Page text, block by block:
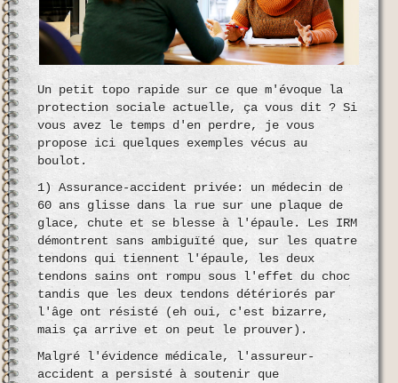
Un petit topo rapide sur ce que m'évoque la
protection sociale actuelle, ça vous dit ? Si
vous avez le temps d'en perdre, je vous
propose ici quelques exemples vécus au
boulot.
1) Assurance-accident privée: un médecin de
60 ans glisse dans la rue sur une plaque de
glace, chute et se blesse à l'épaule. Les IRM
démontrent sans ambiguïté que, sur les quatre
tendons qui tiennent l'épaule, les deux
tendons sains ont rompu sous l'effet du choc
tandis que les deux tendons détériorés par
l'âge ont résisté (eh oui, c'est bizarre,
mais ça arrive et on peut le prouver).
Malgré l'évidence médicale, l'assureur-
accident a persisté à soutenir que